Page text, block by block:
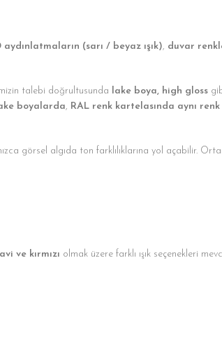
(sarı / beyaz ışık), duvar
talebi doğrultusunda lake boya, high gloss
boyalarda, RAL renk kartelasında aynı renk
görsel algıda ton farklılıklarına yol açabilir.
ve kırmızı olmak üzere farklı ışık seçenekleri